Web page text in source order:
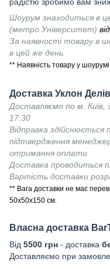
Шоурум знаходиться в
(метро Університет)
За наявності товару в
в цей же день.
** Наявність товару у
Доставка Уклон
Доставляємо по м. Київ,
17:30
Відправка здійснюється
підтвердження
отримання оплати.
Доставка проводиться
Вартість доставки
** Вага доставки не має
50х50х150 см.
Власна доставка
Від 5500 грн - доставка
Доставляємо при